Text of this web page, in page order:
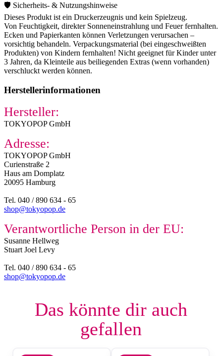
🛡️ Sicherheits- & Nutzungshinweise
Dieses Produkt ist ein Druckerzeugnis und kein Spielzeug.
Von Feuchtigkeit, direkter Sonneneinstrahlung und Feuer fernhalten.
Ecken und Papierkanten können Verletzungen verursachen –
vorsichtig behandeln. Verpackungsmaterial (bei eingeschweißten
Produkten) von Kindern fernhalten! Nicht geeignet für Kinder unter
3 Jahren, da Kleinteile aus beiliegenden Extras (wenn vorhanden)
verschluckt werden können.
Herstellerinformationen
Hersteller:
TOKYOPOP GmbH
Adresse:
TOKYOPOP GmbH
Curienstraße 2
Haus am Domplatz
20095 Hamburg
Tel. 040 / 890 634 - 65
shop@tokyopop.de
Verantwortliche Person in der EU:
Susanne Hellweg​
Stuart Joel Levy
Tel. 040 / 890 634 - 65
shop@tokyopop.de
Das könnte dir auch
gefallen